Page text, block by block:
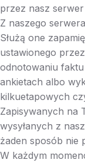
przez nasz
Z naszego
Służą one
ustawionego
odnotowaniu
ankietach albo
kilkuetapowych
Zapisywanych na
wysyłanych z
żaden sposób nie
W każdym